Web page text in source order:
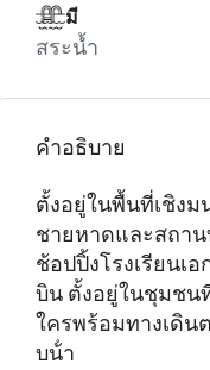
มี
สระน้ำ
คำอธิบาย
ตั้งอยู่ในพื้นที่เชิงม
ชายหาดและสถา
ช้อปปิ้งโรงเรียนเ
บิน ตั้งอยู่ในชุมชน
ใครพร้อมทางเดิน
บน้ํา